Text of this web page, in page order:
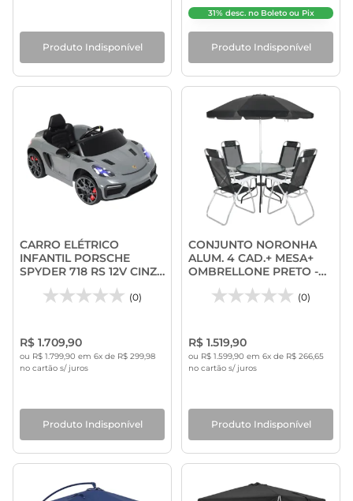
Produto Indisponível
31% desc. no Boleto ou Pix
Produto Indisponível
CARRO ELÉTRICO
INFANTIL PORSCHE
SPYDER 718 RS 12V CINZA
(0)
R$ 1.709,90
ou R$ 1.799,90 em 6x de R$ 299,98
no cartão s/ juros
Produto Indisponível
CONJUNTO NORONHA
ALUM. 4 CAD.+ MESA+
OMBRELLONE PRETO -
(0)
R$ 1.519,90
ou R$ 1.599,90 em 6x de R$ 266,65
no cartão s/ juros
Produto Indisponível